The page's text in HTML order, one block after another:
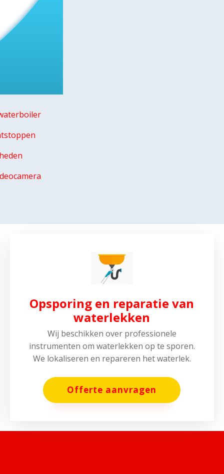
Opsporing en reparatie van
waterlekken
Wij beschikken over professionele
instrumenten om waterlekken op te sporen.
We lokaliseren en repareren het waterlek.
Offerte aanvragen